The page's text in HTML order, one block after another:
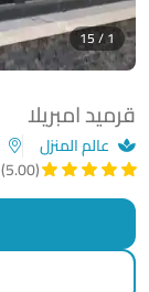
قرميد امبريلا
عالم المنزل
(5.00)
1 / 15